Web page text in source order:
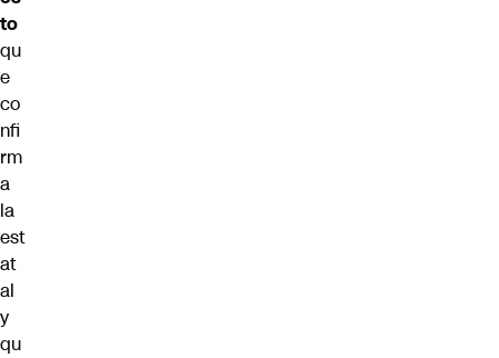
to
qu
e
co
nfi
rm
a
la
est
at
al
y
qu